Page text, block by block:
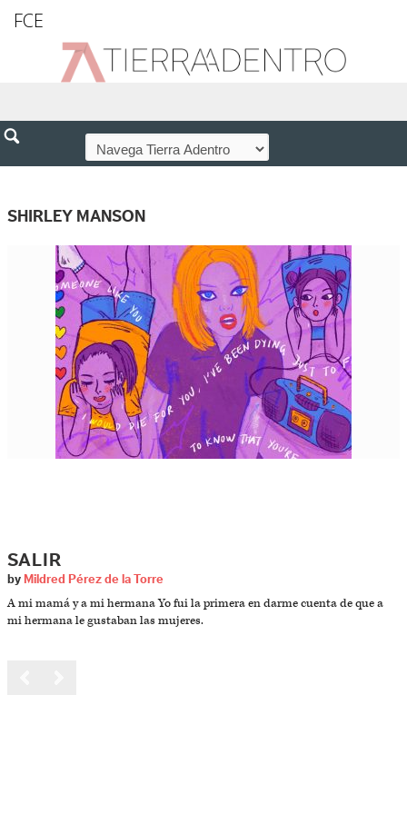
FCE
SHIRLEY MANSON
SALIR
by Mildred Pérez de la Torre
A mi mamá y a mi hermana Yo fui la primera en darme cuenta de que a
mi hermana le gustaban las mujeres.